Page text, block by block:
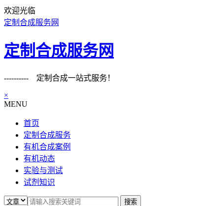
欢迎光临
定制合成服务网
定制合成服务网
---------- 定制合成一站式服务！
×
MENU
首页
定制合成服务
有机合成案例
有机动态
实验与测试
试剂知识